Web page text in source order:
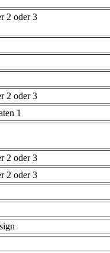
2 oder 3
2 oder 3
1
2 oder 3
2 oder 3